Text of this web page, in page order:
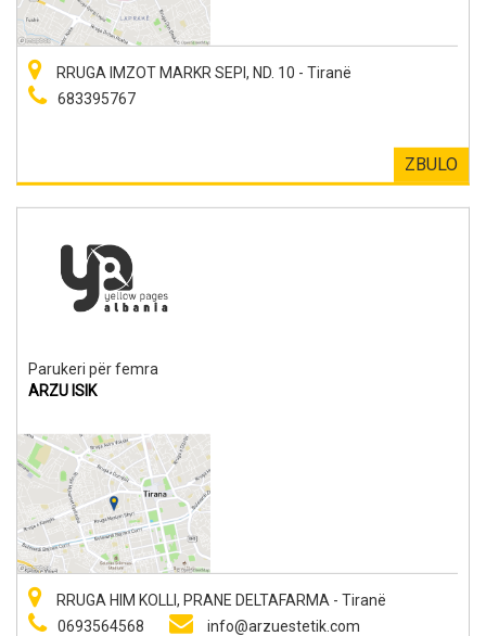
RRUGA IMZOT MARKR SEPI, ND. 10 - Tiranë
683395767
ZBULO
Parukeri për femra
ARZU ISIK
RRUGA HIM KOLLI, PRANE DELTAFARMA - Tiranë
0693564568
info@arzuestetik.com